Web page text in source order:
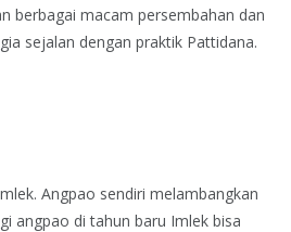
berbagai macam persembahan dan
sejalan dengan praktik Pattidana.
Angpao sendiri melambangkan
angpao di tahun baru Imlek bisa